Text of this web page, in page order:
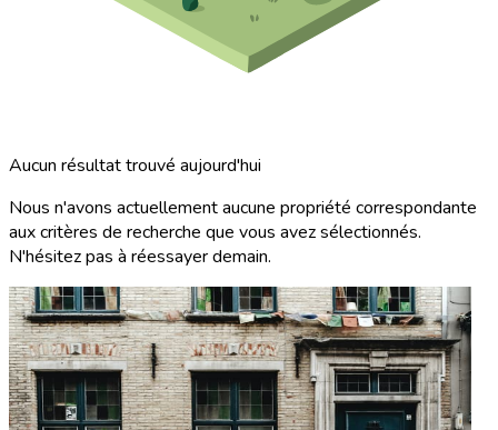
Aucun résultat trouvé aujourd'hui
Nous n'avons actuellement aucune propriété correspondante
aux critères de recherche que vous avez sélectionnés.
N'hésitez pas à réessayer demain.